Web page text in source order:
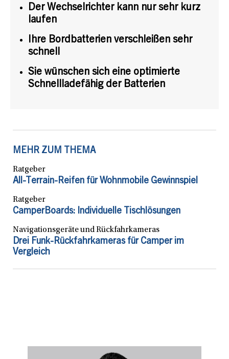
Der Wechselrichter kann nur sehr kurz
laufen
Ihre Bordbatterien verschleißen sehr
schnell
Sie wünschen sich eine optimierte
Schnellladefähig der Batterien
MEHR ZUM THEMA
Ratgeber
All-Terrain-Reifen für Wohnmobile Gewinnspiel
Ratgeber
CamperBoards: Individuelle Tischlösungen
Navigationsgeräte und Rückfahrkameras
Drei Funk-Rückfahrkameras für Camper im
Vergleich